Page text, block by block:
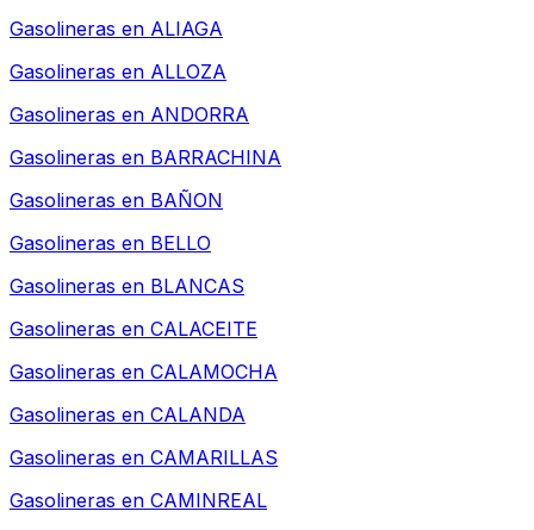
Gasolineras en ALIAGA
Gasolineras en ALLOZA
Gasolineras en ANDORRA
Gasolineras en BARRACHINA
Gasolineras en BAÑON
Gasolineras en BELLO
Gasolineras en BLANCAS
Gasolineras en CALACEITE
Gasolineras en CALAMOCHA
Gasolineras en CALANDA
Gasolineras en CAMARILLAS
Gasolineras en CAMINREAL